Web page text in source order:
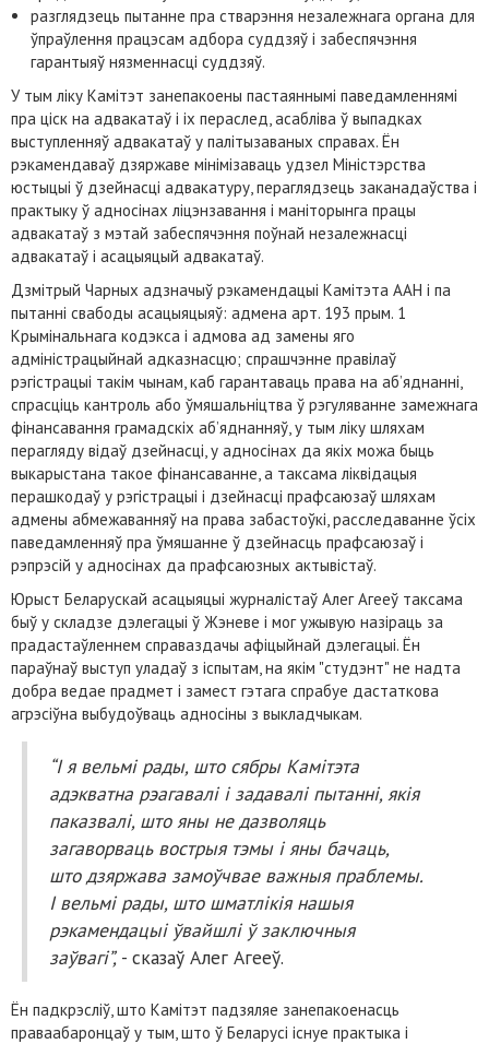
разглядзець пытанне пра стварэння незалежнага органа для
ўпраўлення працэсам адбора суддзяў і забеспячэння
гарантыяў нязменнасці суддзяў.
У тым ліку Камітэт занепакоены пастаяннымі паведамленнямі
пра ціск на адвакатаў і іх пераслед, асабліва ў выпадках
выступленняў адвакатаў у палітызаваных справах. Ён
рэкамендаваў дзяржаве мінімізаваць удзел Міністэрства
юстыцыі ў дзейнасці адвакатуру, пераглядзець заканадаўства і
практыку ў адносінах ліцэнзавання і маніторынга працы
адвакатаў з мэтай забеспячэння поўнай незалежнасці
адвакатаў і асацыяцый адвакатаў.
Дзмітрый Чарных адзначыў рэкамендацыі Камітэта ААН і па
пытанні свабоды асацыяцыяў: адмена арт. 193 прым. 1
Крымінальнага кодэкса і адмова ад замены яго
адміністрацыйнай адказнасцю; спрашчэнне правілаў
рэгістрацыі такім чынам, каб гарантаваць права на аб’яднанні,
спрасціць кантроль або ўмяшальніцтва ў рэгуляванне замежнага
фінансавання грамадскіх аб’яднанняў, у тым ліку шляхам
перагляду відаў дзейнасці, у адносінах да якіх можа быць
выкарыстана такое фінансаванне, а таксама ліквідацыя
перашкодаў у рэгістрацыі і дзейнасці прафсаюзаў шляхам
адмены абмежаванняў на права забастоўкі, расследаванне ўсіх
паведамленняў пра ўмяшанне ў дзейнасць прафсаюзаў і
рэпрэсій у адносінах да прафсаюзных актывістаў.
Юрыст Беларускай асацыяцыі журналістаў Алег Агееў таксама
быў у складзе дэлегацыі ў Жэневе і мог ужывую назіраць за
прадастаўленнем справаздачы афіцыйнай дэлегацыі. Ён
параўнаў выступ уладаў з іспытам, на якім "студэнт" не надта
добра ведае прадмет і замест гэтага спрабуе дастаткова
агрэсіўна выбудоўваць адносіны з выкладчыкам.
“І я вельмі рады, што сябры Камітэта
адэкватна рэагавалі і задавалі пытанні, якія
паказвалі, што яны не дазволяць
загаворваць вострыя тэмы і яны бачаць,
што дзяржава замоўчвае важныя праблемы.
І вельмі рады, што шматлікія нашыя
рэкамендацыі ўвайшлі ў заключныя
заўвагі”, - сказаў Алег Агееў.
Ён падкрэсліў, што Камітэт падзяляе занепакоенасць
праваабаронцаў у тым, што ў Беларусі існуе практыка і